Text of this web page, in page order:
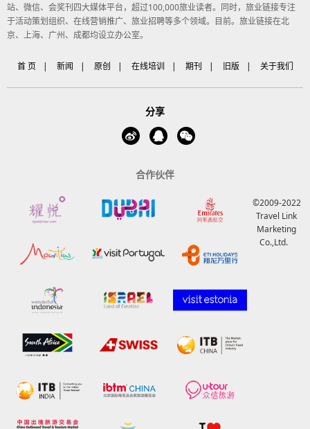
站、微信、会奖刊四大媒体平台，超过100,000旅业读者。同时，旅业链接专注
于活动策划组织、在线营销推广、旅业招聘等多个领域。目前。旅业链接在北
京、上海、广州、成都均设立办公室。
首 页 | 新闻 | 原创 | 在线培训 | 期刊 | 旧版 | 关于我们
分享
合作伙伴
©2009-2022
Travel Link
Marketing
Co.,Ltd.